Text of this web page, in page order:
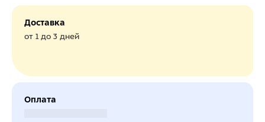
Доставка
от 1 до 3 дней
Оплата